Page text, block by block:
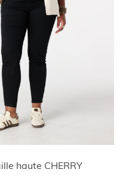
haute CHERRY